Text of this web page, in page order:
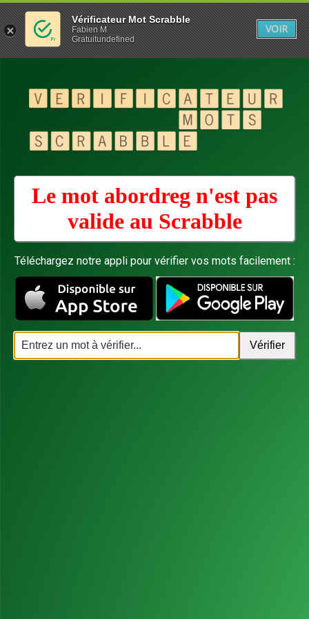
Le mot abordreg n'est pas
valide au Scrabble
Téléchargez notre appli pour vérifier vos mots facilement :
Vérificateur Mot Scrabble
Fabien M
Gratuitundefined
VOIR